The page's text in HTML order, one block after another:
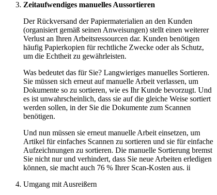
Zeitaufwendiges manuelles Aussortieren
Der Rückversand der Papiermaterialien an den Kunden
(organisiert gemäß seinen Anweisungen) stellt einen weiterer
Verlust an Ihren Arbeitsressourcen dar. Kunden benötigen
häufig Papierkopien für rechtliche Zwecke oder als Schutz,
um die Echtheit zu gewährleisten.
Was bedeutet das für Sie? Langwieriges manuelles Sortieren.
Sie müssen sich erneut auf manuelle Arbeit verlassen, um
Dokumente so zu sortieren, wie es Ihr Kunde bevorzugt. Und
es ist unwahrscheinlich, dass sie auf die gleiche Weise sortiert
werden sollen, in der Sie die Dokumente zum Scannen
benötigen.
Und nun müssen sie erneut manuelle Arbeit einsetzen, um
Artikel für einfaches Scannen zu sortieren und sie für einfache
Aufzeichnungen zu sortieren. Die manuelle Sortierung bremst
Sie nicht nur und verhindert, dass Sie neue Arbeiten erledigen
können, sie macht auch 76 % Ihrer Scan-Kosten aus. ii
Umgang mit Ausreißern